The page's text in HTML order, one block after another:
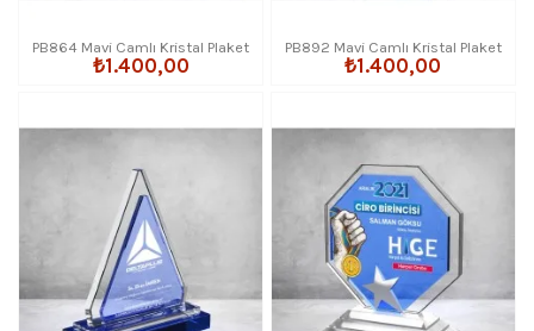
PB864 Mavi Camlı Kristal Plaket
₺1.400,00
PB892 Mavi Camlı Kristal Plaket
₺1.400,00